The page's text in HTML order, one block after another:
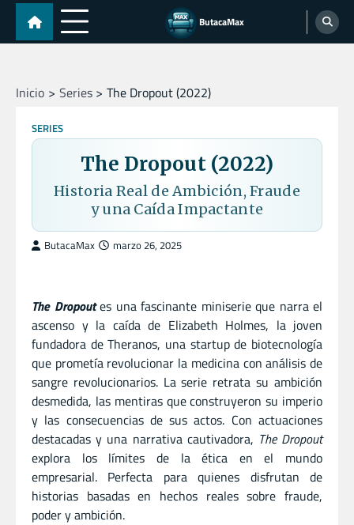
Skip
content
ButacaMax
Inicio Series The Dropout (2022)
SERIES
The Dropout (2022)
Historia Real de Ambición, Fraude
y una Caída Impactante
ButacaMax marzo 26, 2025
The Dropoutes una fascinante miniserie que narra el
ascenso y la caída de Elizabeth Holmes, la joven
fundadora de Theranos, una startup de biotecnología
que prometía revolucionar la medicina con análisis de
sangre revolucionarios. La serie retrata su ambición
desmedida, las mentiras que construyeron su imperio
y las consecuencias de sus actos. Con actuaciones
destacadas y una narrativa cautivadora, The Dropout
explora los límites de la ética en el mundo
empresarial. Perfecta para quienes disfrutan de
historias basadas en hechos reales sobre fraude,
poder y ambición.